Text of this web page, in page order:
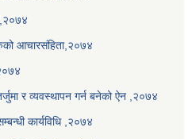
,२०७४
आचारसंहिता,२०७४
र व्यवस्थापन गर्न बनेको ऐन ,२०७४
कार्यविधि ,२०७४